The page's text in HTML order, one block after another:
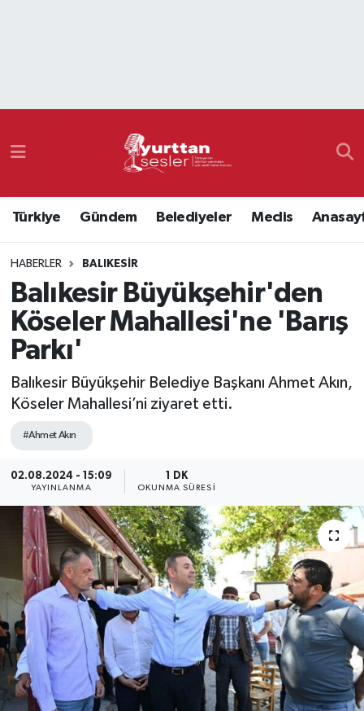
Türkiye Gündem Belediyeler Meclis
HABERLER BALIKESIR
Balıkesir Büyükşehir'den
Köseler Mahallesi'ne 'Barış
Parkı'
Balıkesir Büyükşehir Belediye Başkanı Ahmet Akın,
Köseler Mahallesi’ni ziyaret etti.
#Ahmet Akın
02.08.2024 - 15:09
YAYINLANMA
1 DK
OKUNMA SÜRESI
Namaz Vakitleri
Süper Lig Puan Durumu ve Fikstür
Tüm Manşetler
Son Dakika Haberleri
Haber Arşivi